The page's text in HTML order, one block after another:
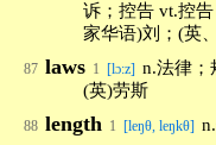
诉；控告 vt.控
家华语)刘；(英
87 laws 1 [lɔ:z] n.法律；
(英)劳斯
88 length 1 [leŋθ, leŋkθ]